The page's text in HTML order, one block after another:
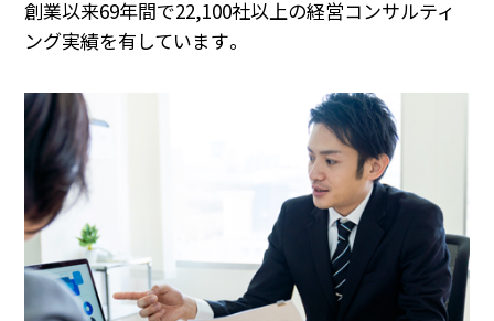
創業以来69年間で22,100社以上の経営コンサルティ
ング実績を有しています。